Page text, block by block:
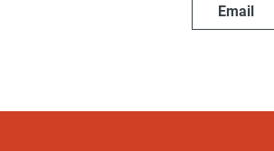
Email